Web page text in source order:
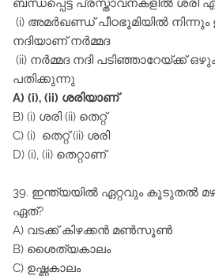
ബന്ധപ്പെട്ട പ്രസ്താവനകളിൽ ശരി
(i) അമർഖണ്ഡ്‌ പീഠഭൂമിയിൽ നിന്നും
നദിയാണ്‌ നർമ്മദ
(ii) നർമ്മദ നദി പടിഞ്ഞാറേയ്ക്ക്‌
പതിക്കുന്നു
A) (i), (ii) ശരിയാണ്‌
B) (i) ശരി (ii) തെറ്റ്‌
C) (i) തെറ്റ്‌ (ii) ശരി
D) (i), (ii) തെറ്റാണ്‌
39. ഇന്ത്യയിൽ ഏറ്റവും കൂടുതൽ മഴ
ഏത്‌?
A) വടക്ക്‌ കിഴക്കൻ മൺസൂൺ
B) ശൈത്യകാലം
C) ഉഷ്ണകാലം